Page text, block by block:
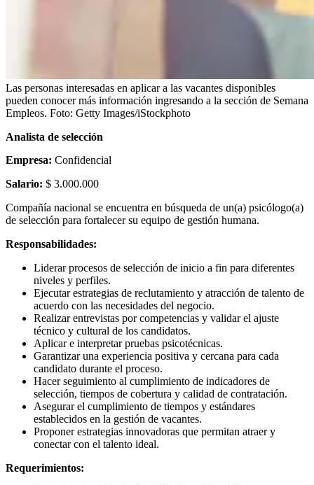
Las personas interesadas en aplicar a las vacantes disponibles
pueden conocer más información ingresando a la sección de Semana
Empleos. Foto: Getty Images/iStockphoto
Analista de selección
Empresa: Confidencial
Salario: $ 3.000.000
Compañía nacional se encuentra en búsqueda de un(a) psicólogo(a)
de selección para fortalecer su equipo de gestión humana.
Responsabilidades:
Liderar procesos de selección de inicio a fin para diferentes
niveles y perfiles.
Ejecutar estrategias de reclutamiento y atracción de talento de
acuerdo con las necesidades del negocio.
Realizar entrevistas por competencias y validar el ajuste
técnico y cultural de los candidatos.
Aplicar e interpretar pruebas psicotécnicas.
Garantizar una experiencia positiva y cercana para cada
candidato durante el proceso.
Hacer seguimiento al cumplimiento de indicadores de
selección, tiempos de cobertura y calidad de contratación.
Asegurar el cumplimiento de tiempos y estándares
establecidos en la gestión de vacantes.
Proponer estrategias innovadoras que permitan atraer y
conectar con el talento ideal.
Requerimientos: